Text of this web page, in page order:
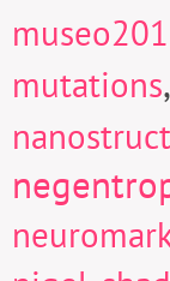
mutations,